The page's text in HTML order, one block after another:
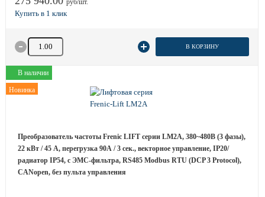
руб/шт.
Количество товара В КОРЗИНУ
В наличии
Новинка
Преобразователь частоты Frenic LIFT серии LM2A, 380~480B (3 фазы),
22 кВт / 45 A, перегрузка 90А / 3 сек., векторное управление, IP20/
радиатор IP54, с ЭМС-фильтра, RS485 Modbus RTU (DCP 3 Protocol),
CANopen, без пульта управления